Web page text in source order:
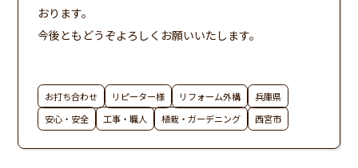
おります。
今後ともどうぞよろしくお願いいたします。
お打ち合わせ リピーター様 リフォーム外構
兵庫県
安心・安全
工事・職人 植栽・ガーデニング 西宮市